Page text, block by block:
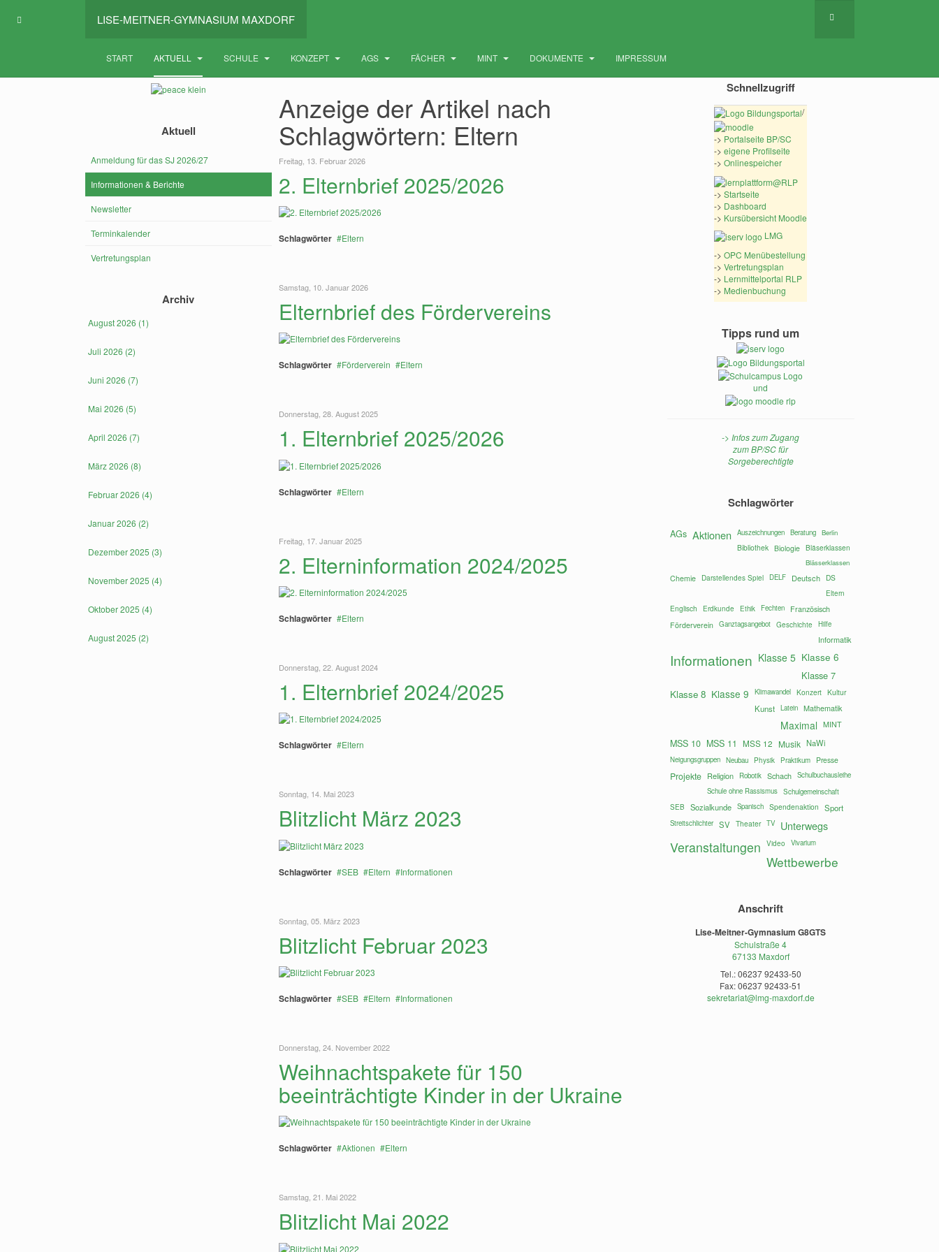
LISE-MEITNER-GYMNASIUM MAXDORF
START AKTUELL SCHULE KONZEPT AGS FÄCHER MINT DOKUMENTE IMPRESSUM
Anzeige der Artikel nach
Schlagwörtern: Eltern
Freitag, 13. Februar 2026
2. Elternbrief 2025/2026
Schlagwörter Eltern
Samstag, 10. Januar 2026
Elternbrief des Fördervereins
Schlagwörter Förderverein Eltern
Donnerstag, 28. August 2025
1. Elternbrief 2025/2026
Schlagwörter Eltern
Freitag, 17. Januar 2025
2. Elterninformation 2024/2025
Schlagwörter Eltern
Donnerstag, 22. August 2024
1. Elternbrief 2024/2025
Schlagwörter Eltern
Sonntag, 14. Mai 2023
Blitzlicht März 2023
Schlagwörter SEB Eltern Informationen
Sonntag, 05. März 2023
Blitzlicht Februar 2023
Schlagwörter SEB Eltern Informationen
Donnerstag, 24. November 2022
Weihnachtspakete für 150
beeinträchtigte Kinder in der Ukraine
Schlagwörter Aktionen Eltern
Samstag, 21. Mai 2022
Blitzlicht Mai 2022
Aktuell
Anmeldung für das SJ 2026/27
Informationen & Berichte
Newsletter
Terminkalender
Vertretungsplan
Archiv
August 2026 (1)
Juli 2026 (2)
Juni 2026 (7)
Mai 2026 (5)
April 2026 (7)
März 2026 (8)
Februar 2026 (4)
Januar 2026 (2)
Dezember 2025 (3)
November 2025 (4)
Oktober 2025 (4)
August 2025 (2)
Schnellzugriff
/
-> Portalseite BP/SC
->eigene Profilseite
->Onlinespeicher
->Startseite
-> Dashboard
-> Kursübersicht Moodle
LMG
->OPC Menübestellung
->Vertretungsplan
-> Lernmittelportal RLP
-> Medienbuchung
Tipps rund um
und
-> Infos zum Zugang
zum BP/SC für
Sorgeberechtigte
Schlagwörter
AGs Aktionen Auszeichnungen Beratung Berlin
Bibliothek Biologie Bläserklassen
Blässerklassen
Chemie Darstellendes Spiel DELF Deutsch DS
Eltern
Englisch Erdkunde Ethik Fechten
Französisch
Förderverein Ganztagsangebot Geschichte Hilfe
Informatik
Informationen Klasse 5 Klasse 6
Klasse 7
Klasse 8 Klasse 9 Klimawandel Konzert Kultur
Kunst Latein Mathematik
Maximal MINT
MSS 10 MSS 11 MSS 12 Musik NaWi
Neigungsgruppen Neubau Physik Praktikum Presse
Projekte Religion Robotik Schach Schulbuchausleihe
Schule ohne Rassismus Schulgemeinschaft
SEB
Sozialkunde Spanisch Spendenaktion Sport
Streitschlichter SV Theater TV Unterwegs
Veranstaltungen Video Vivarium
Wettbewerbe
Anschrift
Lise-Meitner-Gymnasium G8GTS
Schulstraße 4
67133 Maxdorf
Tel.: 06237 92433-50
Fax: 06237 92433-51
sekretariat@lmg-maxdorf.de